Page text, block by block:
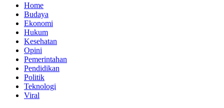
Home
Budaya
Ekonomi
Hukum
Kesehatan
Opini
Pemerintahan
Pendidikan
Politik
Teknologi
Viral